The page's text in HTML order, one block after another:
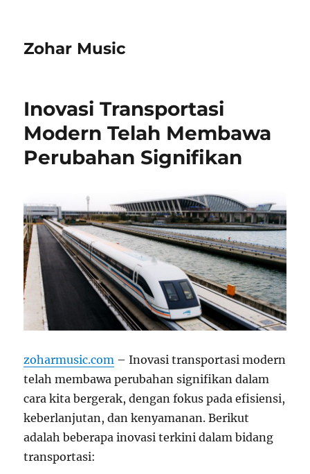
Zohar Music
Inovasi Transportasi
Modern Telah Membawa
Perubahan Signifikan
zoharmusic.com – Inovasi transportasi modern
telah membawa perubahan signifikan dalam
cara kita bergerak, dengan fokus pada efisiensi,
keberlanjutan, dan kenyamanan. Berikut
adalah beberapa inovasi terkini dalam bidang
transportasi: